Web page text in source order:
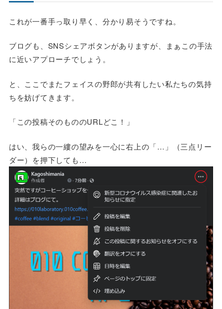
これが一番手っ取り早く、分かり易そうですね。
ブログも、SNSシェアボタンがありますが、まぁこの手法
に近いアプローチでしょう。
と、ここでまたフェイスの野郎が共有したい私たちの気持
ちを妨げてきます。
「この投稿そのもののURLどこ！」
はい、我らの一縷の望みを一心に右上の「…」（三点リー
ダー）を押下しても…